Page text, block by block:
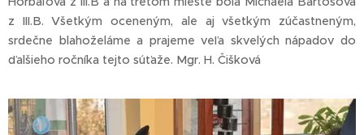
z III.B. Všetkým oceneným, ale aj všetkým zúčastneným,
srdečne blahoželáme a prajeme veľa skvelých nápadov do
ďalšieho ročníka tejto súťaže. Mgr. H. Čišková